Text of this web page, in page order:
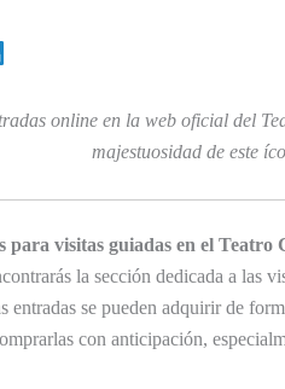
online en la web oficial del
majestuosidad de este
para visitas guiadas en el Teatro
la sección dedicada a las
entradas se pueden adquirir de
con anticipación,